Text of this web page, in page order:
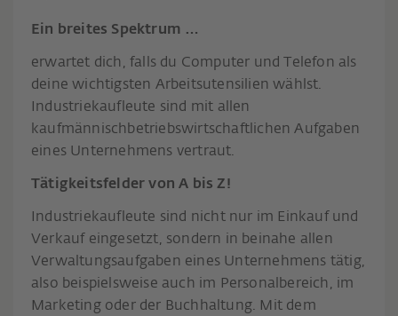
Ein breites Spektrum …
erwartet dich, falls du Computer und Telefon als
deine wichtigsten Arbeitsutensilien wählst.
Industriekaufleute sind mit allen
kaufmännischbetriebswirtschaftlichen Aufgaben
eines Unternehmens vertraut.
Tätigkeitsfelder von A bis Z!
Industriekaufleute sind nicht nur im Einkauf und
Verkauf eingesetzt, sondern in beinahe allen
Verwaltungsaufgaben eines Unternehmens tätig,
also beispielsweise auch im Personalbereich, im
Marketing oder der Buchhaltung. Mit dem